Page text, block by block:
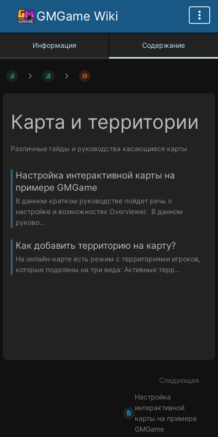
GMGame Wiki
Информация Содержание
Карта и территории
Различные гайды и руководства касающиеся карты
Настройка интерактивной карты на
примере GMGame
В данном кратком руководстве пойдет речь о
настройке и возможностях Overviewer. В данном
руково...
Как добавить территорию на карту?
На онлайн-карте есть режим с территориями игроков,
которые поделены на три вида: Активные терр...
Следующая
Настройка
интерактивной
карты на примере
GMGame